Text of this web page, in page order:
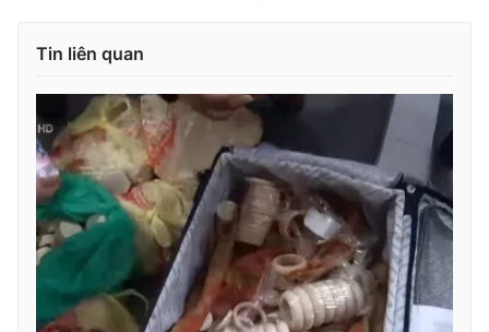
Thị trường
Tư vấn
Giao lưu trực tuyến
Lịch phát sóng
Chuyên mục khác
Emagazine Podcast
Photo Infographic
Tin liên quan